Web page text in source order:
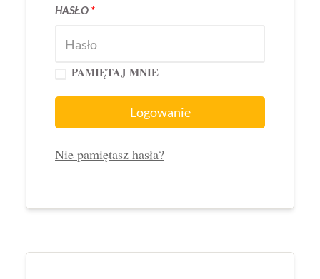
HASŁO *
PAMIĘTAJ MNIE
Logowanie
Nie pamiętasz hasła?